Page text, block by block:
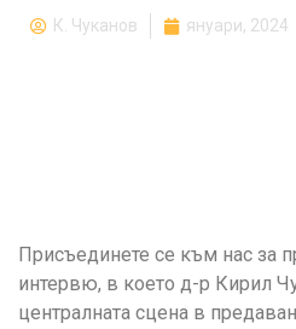
К. Чуканов януари, 2024
Присъединете се към нас за
интервю, в което д-р Кирил
централната сцена в